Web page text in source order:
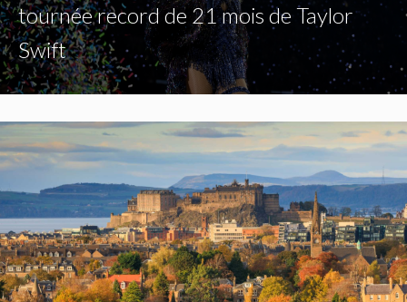
tournée record de 21 mois de Taylor
Swift